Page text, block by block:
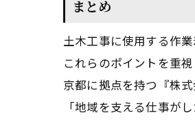
まとめ
土木工事に使用する作
これらのポイントを重
京都に拠点を持つ『株
「地域を支える仕事が